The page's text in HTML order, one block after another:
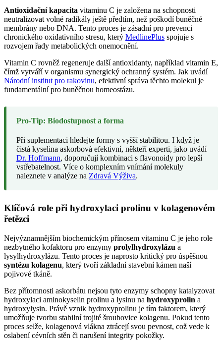
Antioxidační kapacita vitaminu C je založena na schopnosti
neutralizovat volné radikály ještě předtím, než poškodí buněčné
membrány nebo DNA. Tento proces je zásadní pro prevenci
chronického oxidativního stresu, který MedlinePlus spojuje s
rozvojem řady metabolických onemocnění.
Vitamin C rovněž regeneruje další antioxidanty, například vitamin E,
čímž vytváří v organismu synergický ochranný systém. Jak uvádí
Národní institut pro rakovinu, efektivní správa těchto molekul je
fundamentální pro buněčnou homeostázu.
Pro-Tip: Biodostupnost a forma
Při suplementaci hledejte formy s vyšší stabilitou. I když je
čistá kyselina askorbová efektivní, někteří experti, jako uvádí
Dr. Hoffmann, doporučují kombinaci s flavonoidy pro lepší
vstřebatelnost. Více o komplexním vnímání molekuly
naleznete v analýze na Zdravá Výživa.
Klíčová role při hydroxylaci prolinu v kolagenovém
řetězci
Nejvýznamnějším biochemickým přínosem vitaminu C je jeho role
nezbytného kofaktoru pro enzymy prolylhydroxylázu a
lysylhydroxylázu. Tento proces je naprosto kritický pro úspěšnou
syntézu kolagenu, který tvoří základní stavební kámen naší
pojivové tkáně.
Bez přítomnosti askorbátu nejsou tyto enzymy schopny katalyzovat
hydroxylaci aminokyselin prolinu a lysinu na hydroxyprolin a
hydroxylysin. Právě vznik hydroxyprolinu je tím faktorem, který
umožňuje tvorbu stabilní trojité šroubovice kolagenu. Pokud tento
proces selže, kolagenová vlákna ztrácejí svou pevnost, což vede k
oslabení cévních stěn či narušení integrity pokožky.